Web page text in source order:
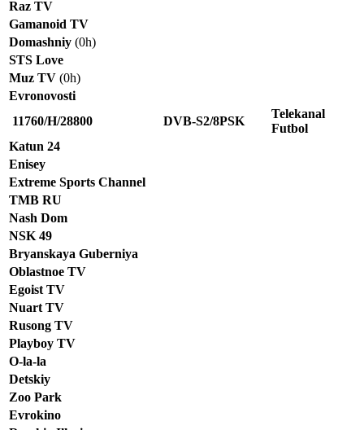
Raz TV
Gamanoid TV
Domashniy (0h)
STS Love
Muz TV (0h)
Evronovosti
11760/H/28800
DVB-S2/8PSK
Telekanal
Futbol
Katun 24
Enisey
Extreme Sports Channel
TMB RU
Nash Dom
NSK 49
Bryanskaya Guberniya
Oblastnoe TV
Egoist TV
Nuart TV
Rusong TV
Playboy TV
O-la-la
Detskiy
Zoo Park
Evrokino